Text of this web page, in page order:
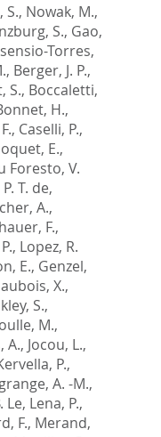
S., Nowak, M.,
S., Gao,
Torres,
, Berger, J. P.,
S., Boccaletti,
H.,
, Caselli, P.,
E.,
Foresto, V.
T. de,
A.,
F.,
, Lopez, R.
E., Genzel,
X.,
S.,
M.,
A., Jocou, L.,
P.,
A. -M.,
Le, Lena, P.,
F., Merand,